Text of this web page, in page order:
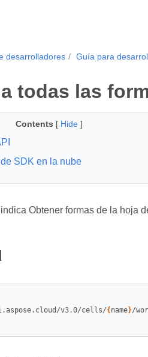
desarrolladores Guía para
todas las
Contents [ Hide ]
SDK en la nube
Obtener formas de la hoja
v3.0/cells/{ name}/